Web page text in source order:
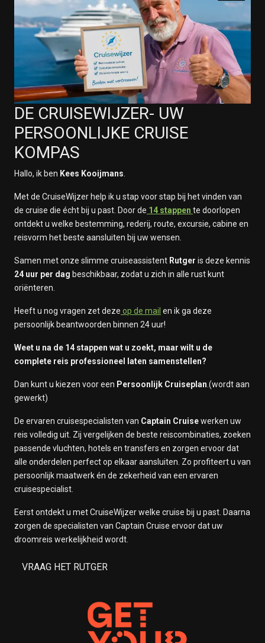
DE CRUISEWIJZER- UW
PERSOONLIJKE CRUISE
KOMPAS
Hallo, ik ben Kees Kooijmans
Met de CruiseWijzer help ik u stap voor stap bij het vinden van
de cruise die écht bij u past. Door de 14 stappen te doorlopen
ontdekt u welke bestemming, rederij, route, excursie, cabine en
reisvorm het beste aansluiten bij uw wensen.
Samen met onze slimme cruiseassistent Rutger is deze kennis
24 uur per dag beschikbaar, zodat u zich in alle rust kunt
oriënteren.
Heeft u nog vragen zet deze op de mail en ik ga deze
persoonlijk beantwoorden binnen 24 uur!
Weet u na de 14 stappen wat u zoekt, maar wilt u de
complete reis professioneel laten samenstellen?
Dan kunt u kiezen voor een Persoonlijk Cruiseplan .(wordt aan
gewerkt)
De ervaren cruisespecialisten van Captain Cruisewerken uw
reis volledig uit. Zij vergelijken de beste reiscombinaties, zoeken
passende vluchten, hotels en transfers en zorgen ervoor dat
alle onderdelen perfect op elkaar aansluiten. Zo profiteert u van
persoonlijk maatwerk én de zekerheid van een ervaren
cruisespecialist.
Eerst ontdekt u met CruiseWijzer welke cruise bij u past. Daarna
zorgen de specialisten van Captain Cruise ervoor dat uw
droomreis werkelijkheid wordt.
VRAAG HET RUTGER